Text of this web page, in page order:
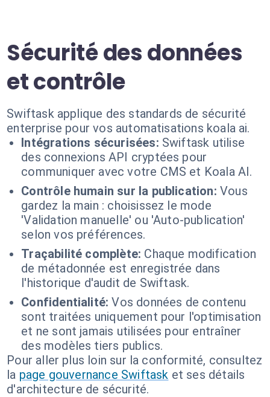
Sécurité des données
et contrôle
Swiftask applique des standards de sécurité
enterprise pour vos automatisations koala ai.
Intégrations sécurisées: Swiftask utilise
des connexions API cryptées pour
communiquer avec votre CMS et Koala AI.
Contrôle humain sur la publication: Vous
gardez la main : choisissez le mode
'Validation manuelle' ou 'Auto-publication'
selon vos préférences.
Traçabilité complète: Chaque modification
de métadonnée est enregistrée dans
l'historique d'audit de Swiftask.
Confidentialité: Vos données de contenu
sont traitées uniquement pour l'optimisation
et ne sont jamais utilisées pour entraîner
des modèles tiers publics.
Pour aller plus loin sur la conformité, consultez
la page gouvernance Swiftask et ses détails
d'architecture de sécurité.